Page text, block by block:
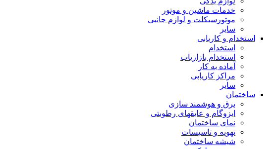
خدمات ماشین و موتور
موتورسیکلت و لوازم جانبی
سایر
استخدام و کاریابی
استخدام
استخدام بازاریاب
آماده به کار
مراکز کاریابی
سایر
ساختمان
برق و هوشمند سازی
ایزوگام و عایقهای رطوبتی
نمای ساختمان
تهویه و تاسیسات
شیشه ساختمان